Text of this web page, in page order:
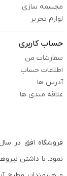
مجسمه سازی
لوازم تحریر
حساب کاربری
سفارشات من
اطلاعات حساب
آدرس ها
علاقه مندی ها
نمود. با داشتن